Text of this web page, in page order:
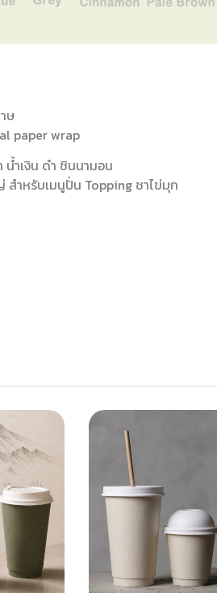
ษ
paper wrap
น้ำเงิน ดำ ชินนามอน
ำหรับเมนูปั่น Topping ชาไข่มุก